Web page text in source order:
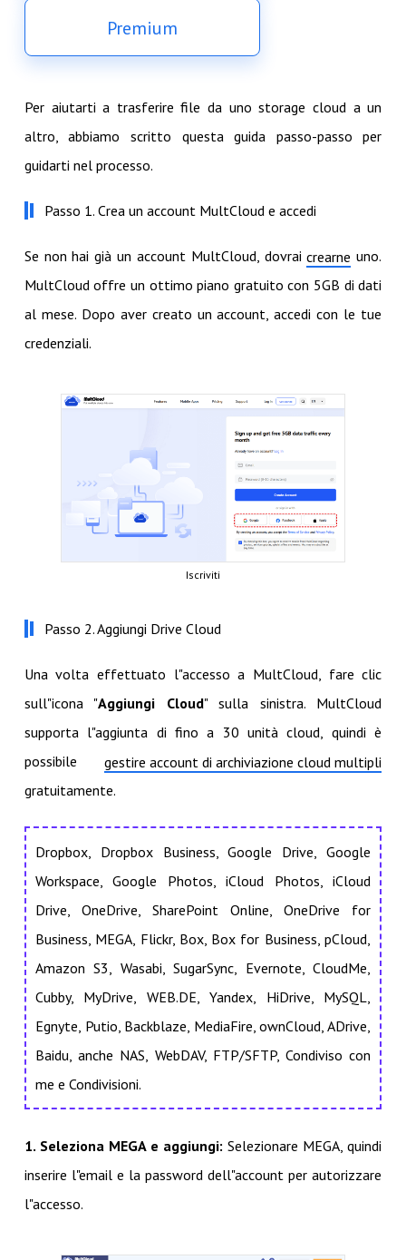
Premium
Per aiutarti a trasferire file da uno storage cloud a un
altro, abbiamo scritto questa guida passo-passo per
guidarti nel processo.
Passo 1. Crea un account MultCloud e accedi
Se non hai già un account MultCloud, dovraicrearne uno.
MultCloud offre un ottimo piano gratuito con 5GB di dati
al mese. Dopo aver creato un account, accedi con le tue
credenziali.
Iscriviti
Passo 2. Aggiungi Drive Cloud
Una volta effettuato l"accesso a MultCloud, fare clic
sull"icona "Aggiungi Cloud" sulla sinistra. MultCloud
supporta l"aggiunta di fino a 30 unità cloud, quindi è
possibilegestire account di archiviazione cloud multipli
gratuitamente.
Dropbox, Dropbox Business, Google Drive, Google
Workspace, Google Photos, iCloud Photos, iCloud
Drive, OneDrive, SharePoint Online, OneDrive for
Business, MEGA, Flickr, Box, Box for Business, pCloud,
Amazon S3, Wasabi, SugarSync, Evernote, CloudMe,
Cubby, MyDrive, WEB.DE, Yandex, HiDrive, MySQL,
Egnyte, Putio, Backblaze, MediaFire, ownCloud, ADrive,
Baidu, anche NAS, WebDAV, FTP/SFTP, Condiviso con
me e Condivisioni.
1. Seleziona MEGA e aggiungi: Selezionare MEGA, quindi
inserire l"email e la password dell"account per autorizzare
l"accesso.